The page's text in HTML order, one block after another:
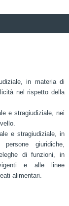
in materia di
nel rispetto della
e stragiudiziale, nei
e stragiudiziale, in
giuridiche,
di funzioni, in
e alle linee
alimentari.